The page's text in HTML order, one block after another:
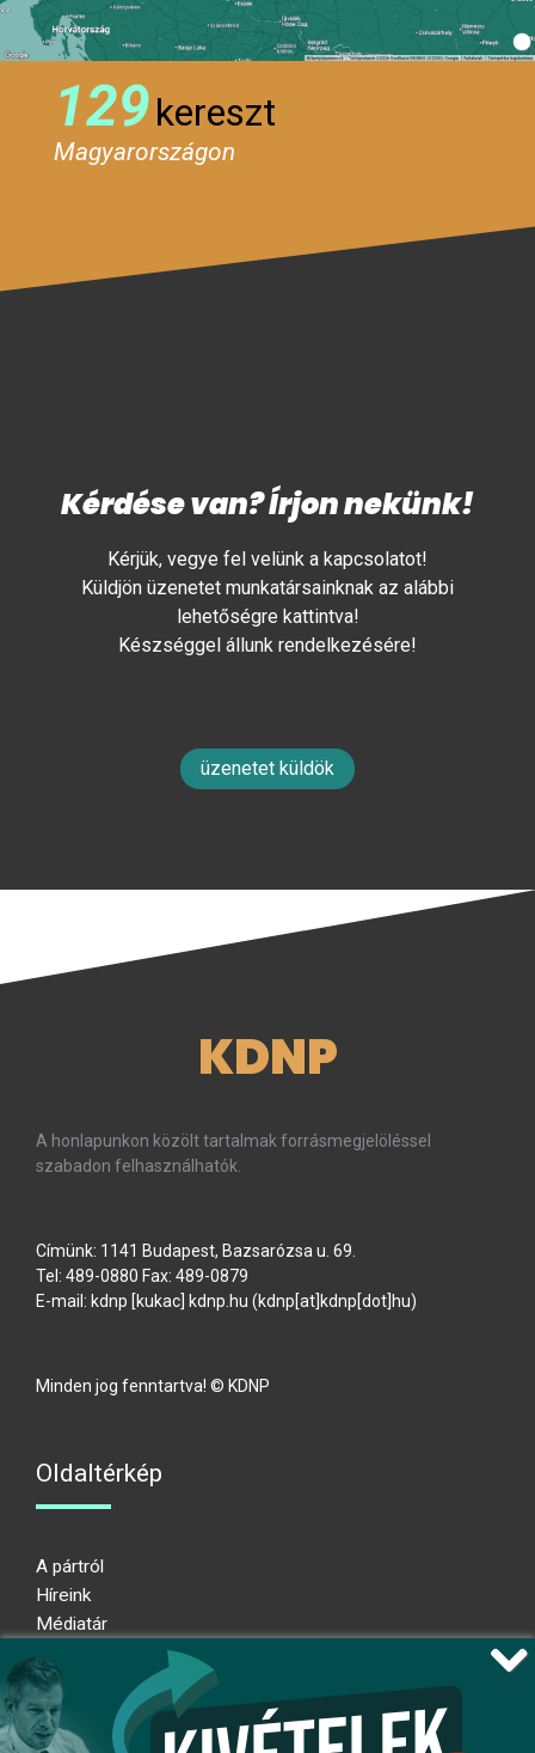
129kereszt
Magyarországon
Kérdése van? Írjon nekünk!
Kérjük, vegye fel velünk a kapcsolatot!
Küldjön üzenetet munkatársainknak az alábbi
lehetőségre kattintva!
Készséggel állunk rendelkezésére!
üzenetet küldök
KDNP
A honlapunkon közölt tartalmak forrásmegjelöléssel
szabadon felhasználhatók.
Címünk: 1141 Budapest, Bazsarózsa u. 69.
Tel: 489-0880 Fax: 489-0879
E-mail: kdnp [kukac] kdnp.hu (kdnp[at]kdnp[dot]hu)
Minden jog fenntartva! © KDNP
Oldaltérkép
A pártról
Híreink
Médiatár
Adatkezelési nyilatkozat
Átláthatósági nyilatkozat
Ugrás az oldal tetejére